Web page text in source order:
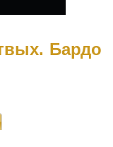
Бардо